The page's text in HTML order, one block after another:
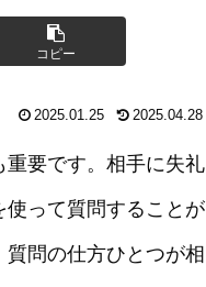
コピー
2025.01.25 2025.04.28
重要です。相手に失礼
って質問することが
問の仕方ひとつが相